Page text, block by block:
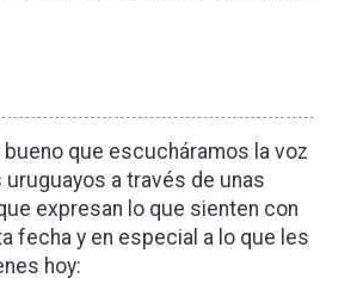
bueno que escucháramos la voz
a través de unas
expresan lo que sienten con
fecha y en especial a lo que les
hoy: